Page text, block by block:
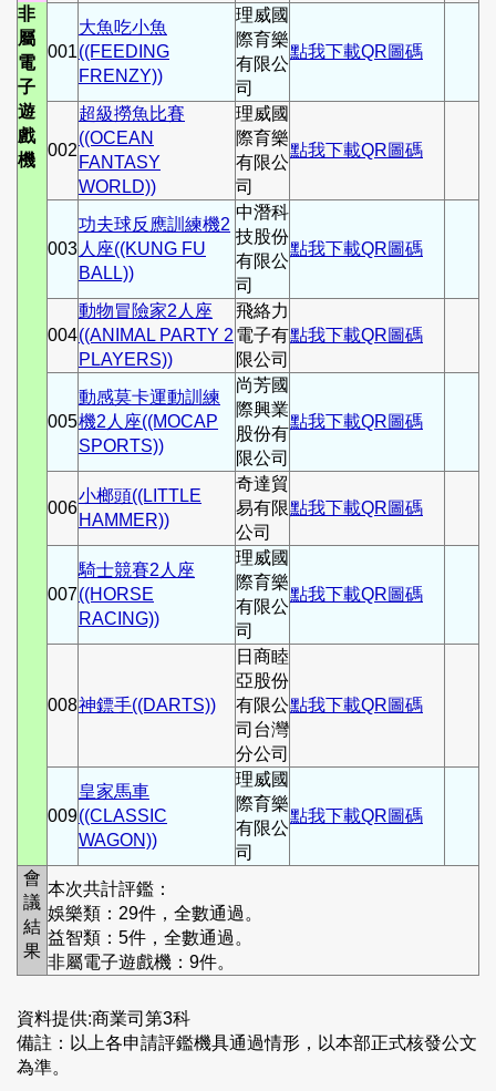
非
屬
電
子
遊
戲
機
001
大魚吃小魚
((FEEDING
FRENZY))
理威國
際育樂
有限公
司
點我下載QR圖碼
002
超級撈魚比賽
((OCEAN
FANTASY
WORLD))
理威國
際育樂
有限公
司
點我下載QR圖碼
003
功夫球反應訓練機2
人座((KUNG FU
BALL))
中潛科
技股份
有限公
司
點我下載QR圖碼
004
動物冒險家2人座
((ANIMAL PARTY 2
PLAYERS))
飛絡力
電子有
限公司
點我下載QR圖碼
005
動感莫卡運動訓練
機2人座((MOCAP
SPORTS))
尚芳國
際興業
股份有
限公司
點我下載QR圖碼
006
小榔頭((LITTLE
HAMMER))
奇達貿
易有限
公司
點我下載QR圖碼
007
騎士競賽2人座
((HORSE
RACING))
理威國
際育樂
有限公
司
點我下載QR圖碼
008神鏢手((DARTS))
日商睦
亞股份
有限公
司台灣
分公司
點我下載QR圖碼
009
皇家馬車
((CLASSIC
WAGON))
理威國
際育樂
有限公
司
點我下載QR圖碼
會
議
結
果
本次共計評鑑：
娛樂類：29件，全數通過。
益智類：5件，全數通過。
非屬電子遊戲機：9件。
資料提供:商業司第3科
備註：以上各申請評鑑機具通過情形，以本部正式核發公文
為準。